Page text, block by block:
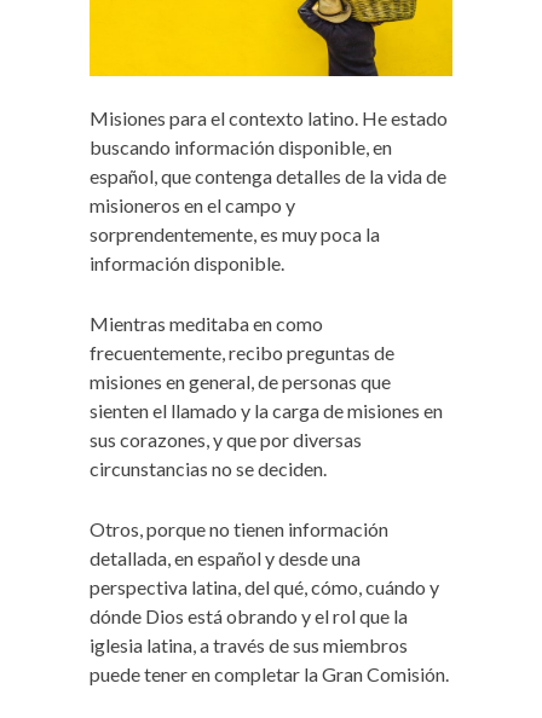
Misiones para el contexto latino. He estado
buscando información disponible, en
español, que contenga detalles de la vida de
misioneros en el campo y
sorprendentemente, es muy poca la
información disponible.
Mientras meditaba en como
frecuentemente, recibo preguntas de
misiones en general, de personas que
sienten el llamado y la carga de misiones en
sus corazones, y que por diversas
circunstancias no se deciden.
Otros, porque no tienen información
detallada, en español y desde una
perspectiva latina, del qué, cómo, cuándo y
dónde Dios está obrando y el rol que la
iglesia latina, a través de sus miembros
puede tener en completar la Gran Comisión.